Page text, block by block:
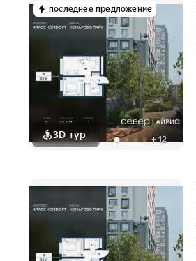
последнее предложение
3D-тур + 12